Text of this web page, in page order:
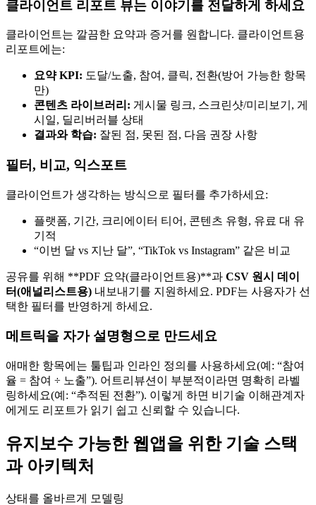
클라이언트 리포트 뷰는 이야기를 전달하게 하세요
클라이언트는 깔끔한 요약과 증거를 원합니다. 클라이언트용
리포트에는:
요약 KPI: 도달/노출, 참여, 클릭, 전환(방어 가능한 항목
만)
콘텐츠 라이브러리: 게시물 링크, 스크린샷/미리보기, 게
시일, 딜리버러블 상태
결과와 학습: 잘된 점, 못된 점, 다음 권장 사항
필터, 비교, 익스포트
클라이언트가 생각하는 방식으로 필터를 추가하세요:
플랫폼, 기간, 크리에이터 티어, 콘텐츠 유형, 유료 대 유
기적
“이번 달 vs 지난 달”, “TikTok vs Instagram” 같은 비교
공유를 위해 **PDF 요약(클라이언트용)**과 CSV 원시 데이
터(애널리스트용) 내보내기를 지원하세요. PDF는 사용자가 선
택한 필터를 반영하게 하세요.
메트릭을 자가 설명형으로 만드세요
애매한 항목에는 툴팁과 인라인 정의를 사용하세요(예: “참여
율 = 참여 ÷ 노출”). 어트리뷰션이 부분적이라면 명확히 라벨
링하세요(예: “추적된 전환”). 이렇게 하면 비기술 이해관계자
에게도 리포트가 읽기 쉽고 신뢰할 수 있습니다.
유지보수 가능한 웹앱을 위한 기술 스택
과 아키텍처
상태를 올바르게 모델링